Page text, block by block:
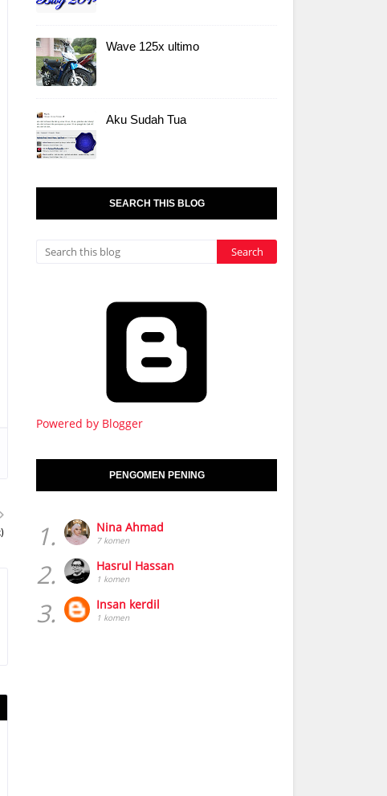
Wave 125x ultimo
Aku Sudah Tua
SEARCH THIS BLOG
Powered by Blogger
PENGOMEN PENING
1. Nina Ahmad
7 komen
2. Hasrul Hassan
1 komen
3. Insan kerdil
1 komen